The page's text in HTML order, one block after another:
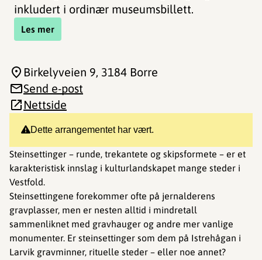
inkludert i ordinær museumsbillett.
Les mer
Dette arrangementet har vært.
Steinsettinger – runde, trekantete og skipsformete – er et
karakteristisk innslag i kulturlandskapet mange steder i
Vestfold.
Steinsettingene forekommer ofte på jernalderens
gravplasser, men er nesten alltid i mindretall
sammenliknet med gravhauger og andre mer vanlige
monumenter. Er steinsettinger som dem på Istrehågan i
Larvik gravminner, rituelle steder – eller noe annet?
Birkelyveien 9, 3184 Borre
Send e-post
Nettside